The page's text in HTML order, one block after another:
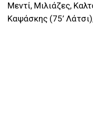
Μεντί, Μιλιάζες,
Καψάσκης (75’